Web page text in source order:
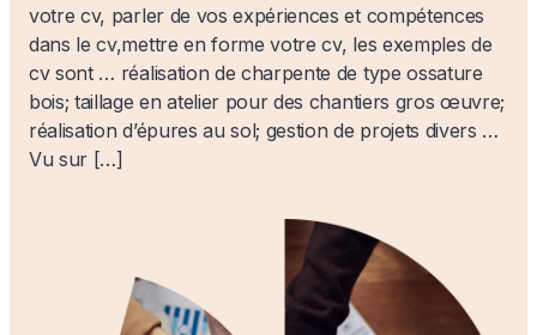
votre cv, parler de vos expériences et compétences
dans le cv,mettre en forme votre cv, les exemples de
cv sont … réalisation de charpente de type ossature
bois; taillage en atelier pour des chantiers gros œuvre;
réalisation d’épures au sol; gestion de projets divers …
Vu sur […]